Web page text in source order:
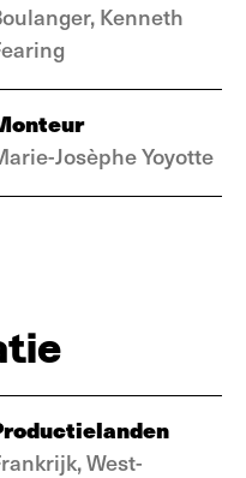
Kenneth
Josèphe Yoyotte
West-